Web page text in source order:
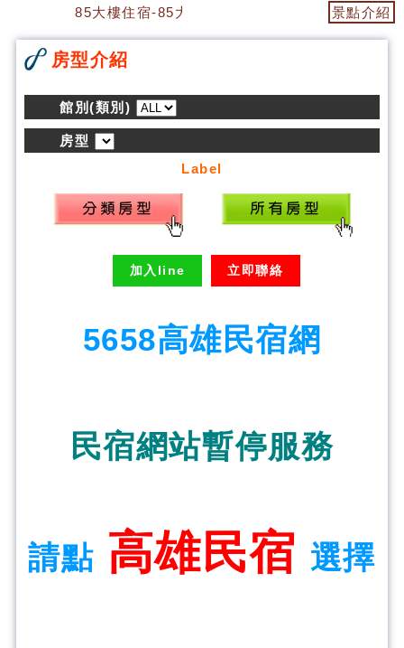
85大樓住宿-85大樓民宿 景點介紹
房型介紹
館別(類別)
房型
Label
加入line 立即聯絡
5658高雄民宿網
民宿網站暫停服務
請點 高雄民宿 選擇